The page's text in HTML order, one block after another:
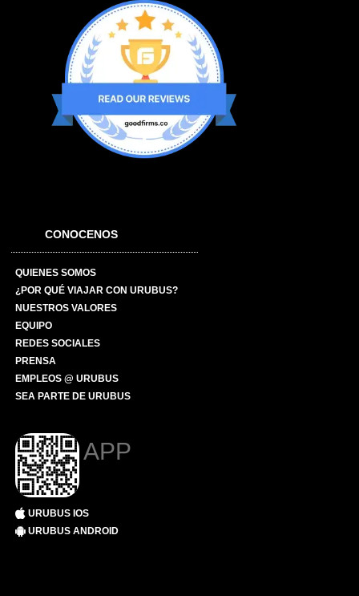
CONOCENOS
QUIENES SOMOS
¿POR QUÉ VIAJAR CON URUBUS?
NUESTROS VALORES
EQUIPO
REDES SOCIALES
PRENSA
EMPLEOS @ URUBUS
SEA PARTE DE URUBUS
APP
URUBUS IOS
URUBUS ANDROID